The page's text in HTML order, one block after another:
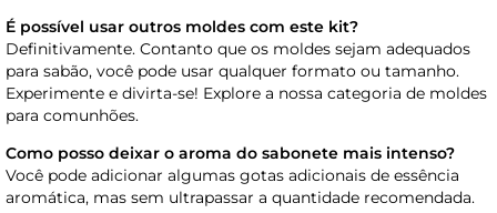
É possível usar outros moldes com este kit?
Definitivamente. Contanto que os moldes sejam adequados
para sabão, você pode usar qualquer formato ou tamanho.
Experimente e divirta-se! Explore a nossa categoria de moldes
para comunhões.
Como posso deixar o aroma do sabonete mais intenso?
Você pode adicionar algumas gotas adicionais de essência
aromática, mas sem ultrapassar a quantidade recomendada.